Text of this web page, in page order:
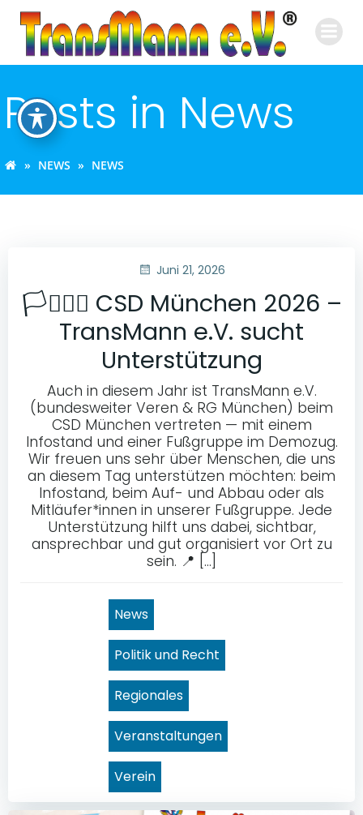
Inhalt
springen
Posts in News
NEWS NEWS
Juni 21, 2026
🏳️‍⚧️🏳️‍🌈 CSD München 2026 –
TransMann e.V. sucht
Unterstützung
Auch in diesem Jahr ist TransMann e.V.
(bundesweiter Veren & RG München) beim
CSD München vertreten — mit einem
Infostand und einer Fußgruppe im Demozug.
Wir freuen uns sehr über Menschen, die uns
an diesem Tag unterstützen möchten: beim
Infostand, beim Auf- und Abbau oder als
Mitläufer*innen in unserer Fußgruppe. Jede
Unterstützung hilft uns dabei, sichtbar,
ansprechbar und gut organisiert vor Ort zu
sein. 📍 […]
News
Politik und Recht
Regionales
Veranstaltungen
Verein